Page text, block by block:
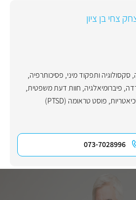
צחי בן ציון
, סקסולוגיה ותפקוד מיני, פסיכותרפיה,
, פיברומיאלגיה, חוות דעת משפטית,
, פוסט טראומה (PTSD)
073-7028996